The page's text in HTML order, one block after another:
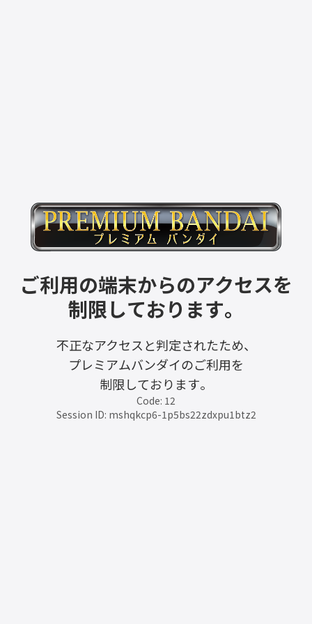
ご利用の端末からのアクセスを
制限しております。
不正なアクセスと判定されたため、
プレミアムバンダイのご利用を
制限しております。
Code: 12
Session ID: mshqkcp6-1p5bs22zdxpu1btz2